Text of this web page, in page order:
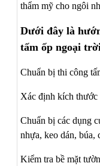
thẩm mỹ cho ngôi
Dưới đây là
tấm ốp ngoại
Chuẩn bị thi công
Xác định kích thước
Chuẩn bị các dụng
nhựa, keo dán, búa,
Kiểm tra bề mặt